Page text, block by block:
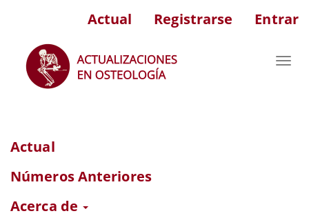
Contenido
principal
Barra
Actual Registrarse Entrar
Actual
Números Anteriores
Acerca de